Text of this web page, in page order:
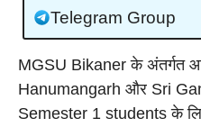
Telegram Group
MGSU Bikaner के अंतर्गत
Hanumangarh और Sri
Semester 1 students के